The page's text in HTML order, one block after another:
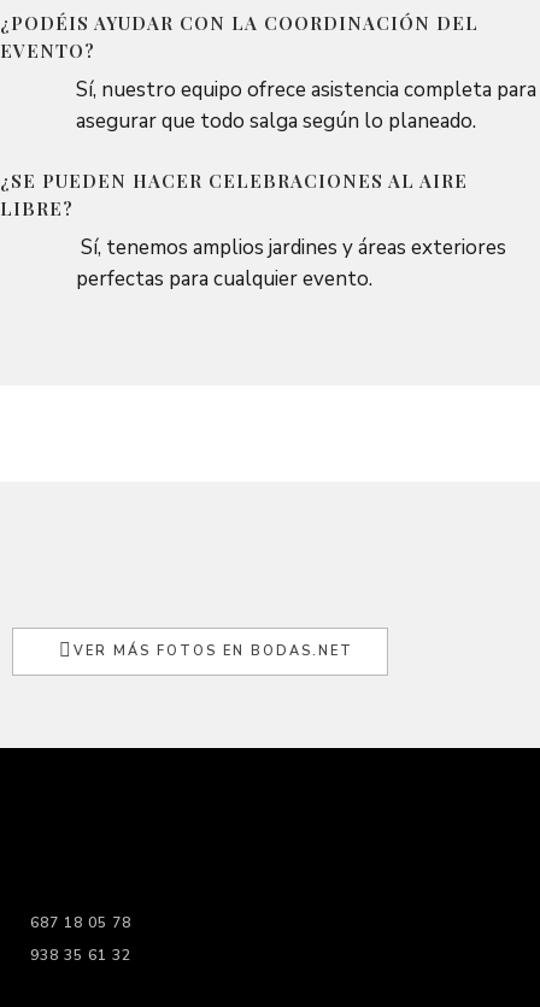
¿PODÉIS AYUDAR CON LA COORDINACIÓN DEL
EVENTO?
Sí, nuestro equipo ofrece asistencia completa para
asegurar que todo salga según lo planeado.
¿SE PUEDEN HACER CELEBRACIONES AL AIRE
LIBRE?
Sí, tenemos amplios jardines y áreas exteriores
perfectas para cualquier evento.
VER MÁS FOTOS EN BODAS.NET
687 18 05 78
938 35 61 32